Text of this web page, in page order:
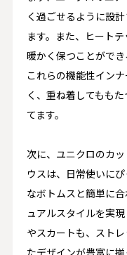
く過ごせるように設
ます。また、ヒート
暖かく保つことができ
これらの機能性イン
く、重ね着してもも
てます。
次に、ユニクロのカ
ウスは、日常使いに
なボトムスと簡単に
ュアルスタイルを実
やスカートも、スト
たデザインが豊富に揃